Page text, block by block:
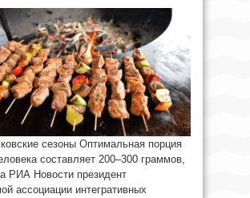
сезоны Оптимальная порция
составляет 200–300 граммов,
РИА Новости президент
ассоциации интегративных